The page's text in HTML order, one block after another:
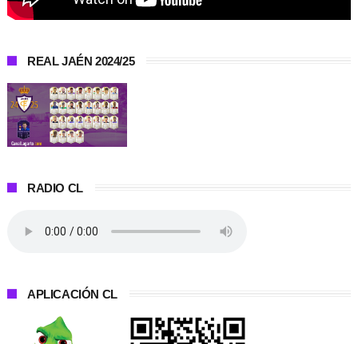
REAL JAÉN 2024/25
RADIO CL
APLICACIÓN CL